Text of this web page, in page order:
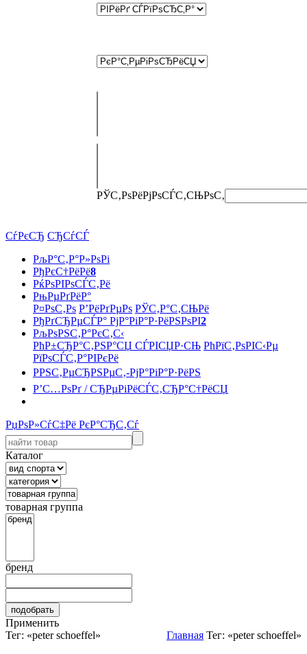
РЎС‚РѕРёРјРѕСЃС‚СЊРѕС‚
СѓРєСЂ СЂСѓСЃ
РљР°С‚Р°Р»РѕРі
РђРєС†РёРё8
РќРѕРІРѕСЃС‚Рё
РњРµРґРёР°
Р¤РѕС‚Рѕ Р’РёРґРµРѕ РЎС‚Р°С‚СЊРё
РђРґСЂРµСЃР° РјР°РіР°Р·РёРЅРѕРІ2
РљРѕРЅС‚Р°РєС‚С‹
РћР±СЂР°С‚РЅР°СЏ СЃРІСЏР·СЊ РћРїС‚РѕРІС‹Рµ
РїРѕСЃС‚Р°РІРєРё
РРЅС‚РµСЂРЅРµС‚-РјР°РіР°Р·РёРЅ
Р’С…РѕРґ / СЂРµРіРёСЃС‚СЂР°С†РёСЏ
РџРѕР»СѓС‡Рё РєР°СЂС‚Сѓ
Каталог
товарная группа
бренд
Применить
Тег: «peter schoeffel»
Главная Тег: «peter schoeffel»